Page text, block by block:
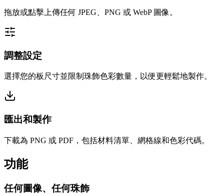
拖放或點擊上傳任何 JPEG、PNG 或 WebP 圖像。
調整設定
選擇您的板尺寸並限制珠飾色彩數量，以便更輕鬆地製作。
匯出和製作
下載為 PNG 或 PDF，包括材料清單、網格線和色彩代碼。
功能
任何圖像、任何珠飾